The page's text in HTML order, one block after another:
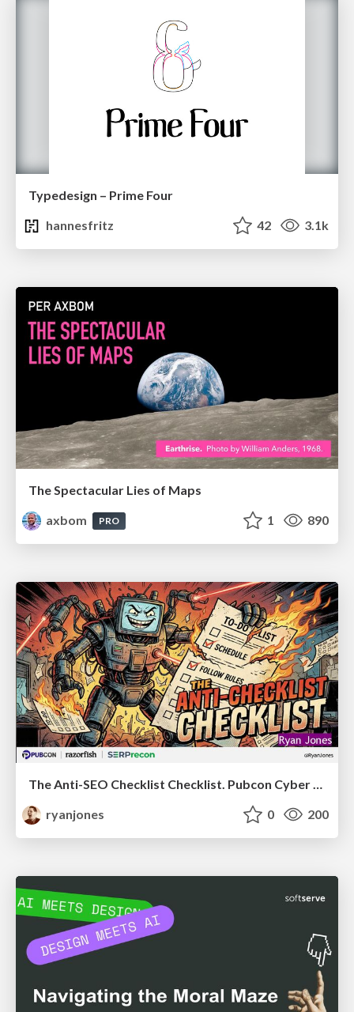
Typedesign – Prime Four
hannesfritz
42 3.1k
The Spectacular Lies of Maps
axbom
PRO 1 890
The Anti-SEO Checklist Checklist. Pubcon Cyber Week
ryanjones
0 200